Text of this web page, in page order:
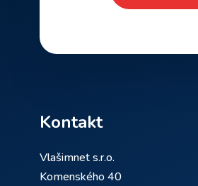
Kontakt
Vlašimnet s.r.o.
Komenského 40